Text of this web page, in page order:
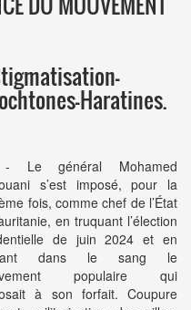
Haratines.
Le général Mohamed
s’est imposé, pour la
fois, comme chef de l’État
en truquant l’élection
de juin 2024 et en
dans le sang le
populaire qui
à son forfait. Coupure